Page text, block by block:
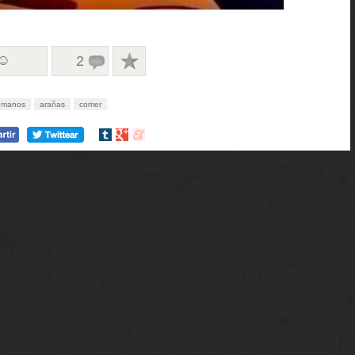
2
arañas comer
Compartir
Compartir
Compartir